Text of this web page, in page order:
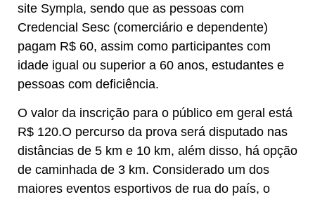
site Sympla, sendo que as pessoas com
Credencial Sesc (comerciário e dependente)
pagam R$ 60, assim como participantes com
idade igual ou superior a 60 anos, estudantes e
pessoas com deficiência.
O valor da inscrição para o público em geral está
R$ 120.O percurso da prova será disputado nas
distâncias de 5 km e 10 km, além disso, há opção
de caminhada de 3 km. Considerado um dos
maiores eventos esportivos de rua do país, o